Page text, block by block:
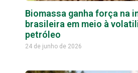
Biomassa ganha força na
brasileira em meio à
petróleo
24 de junho de 2026